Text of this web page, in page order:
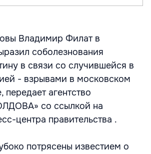
Владимир Филат в
соболезнования
в связи со случившейся в
- взрывами в московском
передает агентство
со ссылкой на
центра правительства .
потрясены известием о